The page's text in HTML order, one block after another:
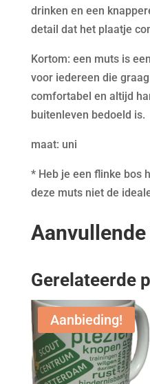
drinken en een
detail dat het plaatje
Kortom: een muts is
voor iedereen die
comfortabel en altijd
buitenleven bedoeld is.
maat: uni
* Heb je een flinke bos
deze muts niet de
Gerelateerde
Aanbieding!